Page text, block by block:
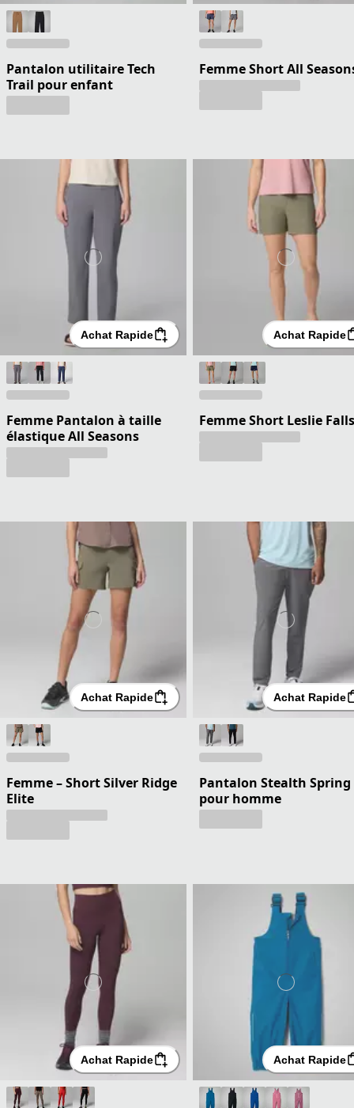
Pantalon utilitaire Tech
Trail pour enfant
Femme Short All
Achat Rapide
Femme Pantalon à taille
élastique All Seasons
Achat Rapide
Femme Short Leslie
Achat Rapide
Femme – Short Silver Ridge
Elite
Achat Rapide
Pantalon Stealth Spring
pour homme
Achat Rapide Achat Rapide